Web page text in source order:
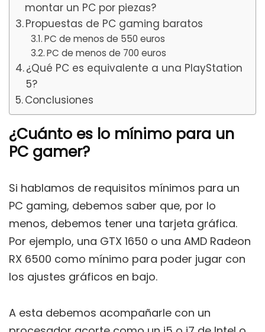
montar un PC por piezas?
Propuestas de PC gaming baratos
PC de menos de 550 euros
PC de menos de 700 euros
¿Qué PC es equivalente a una PlayStation
5?
Conclusiones
¿Cuánto es lo mínimo para un
PC gamer?
Si hablamos de requisitos mínimos para un
PC gaming, debemos saber que, por lo
menos, debemos tener una tarjeta gráfica.
Por ejemplo, una GTX 1650 o una AMD Radeon
RX 6500 como mínimo para poder jugar con
los ajustes gráficos en bajo.
A esta debemos acompañarle con un